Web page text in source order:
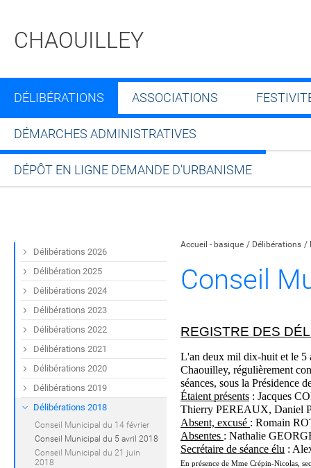
CHAOUILLEY
DÉLIBÉRATIONS ASSOCIATIONS
DÉMARCHES ADMINISTRATIVES
DÉPÔT EN LIGNE DEMANDE D'URBANISME
Accueil - basique Délibérations
Conseil
REGISTRE DES
L'an deux mil dix-huit et le 5
Chaouilley, régulièrement
séances, sous la Présidence
Étaient présents : Jacques
Thierry PEREAUX, Daniel
Absent, excusé : Romain
Absentes : Nathalie
Secrétaire de séance élu :
En présence de Mme Crépin-Nicolas,
Délibérations 2026
Délibération 2025
Délibérations 2024
Délibérations 2023
Délibérations 2022
Délibérations 2021
Délibérations 2020
Délibérations 2019
Délibérations 2018
Conseil Municipal du 14 février
Conseil Municipal du 5 avril 2018
Conseil Municipal du 21 juin
2018